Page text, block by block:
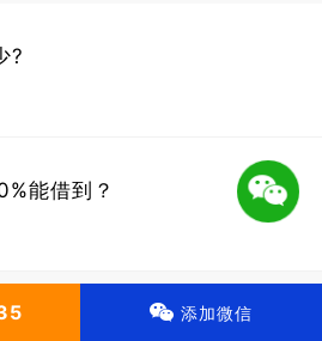
?
能借到？
添加微信
合作QQ：371894435